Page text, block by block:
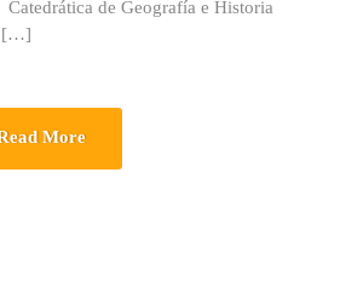
de Geografía e Historia Su
[…]
More